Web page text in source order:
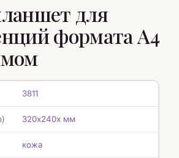
для
формата А4
3811
320х240х мм
кожа